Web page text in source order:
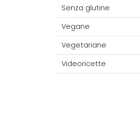
Senza glutine
Vegane
Vegetariane
Videoricette